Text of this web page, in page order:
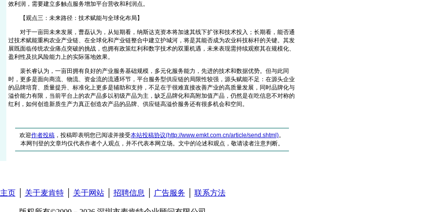
效利润，需要建立多触点服务增加平台营收和利润点。
【观点三：未来路径：技术赋能与全球化布局】
对于一亩田未来发展，曹磊认为，从短期看，纳斯达克资本将加速其线下扩张和技术投入；长期看，能否通
过技术赋能重构农业产业链、在全球化和产业链整合中建立护城河，将是其能否成为农业科技标杆的关键。其发
展既面临传统农业痛点突破的挑战，也拥有政策红利和数字技术的双重机遇，未来表现需持续观察其在规模化、
盈利性及抗风险能力上的实际落地效果。
裴长睿认为，一亩田拥有良好的产业服务基础规模，多元化服务能力，先进的技术和数据优势。但与此同
时，更多是面向商流、物流、资金流的流通环节，平台服务型供应链的局限性较强，源头赋能不足：在源头企业
的品牌培育、质量提升、标准化上更多是辅助和支持，不足在于很难直接改善产业的高质量发展，同时品牌化与
溢价能力有限，当前平台上的农产品多以初级产品为主，缺乏品牌化和高附加值产品，仍然是在吃信息不对称的
红利，如何创造新质生产力真正创造农产品的品牌、供应链高溢价服务还有很多机会和空间。
欢迎作者投稿 ，投稿即表明您已阅读并接受本站投稿协议(http://www.emkt.com.cn/article/send.shtml)。
本网刊登的文章均仅代表作者个人观点，并不代表本网立场。文中的论述和观点，敬请读者注意判断。
主页│ 关于麦肯特│ 关于网站│ 招聘信息 广告服务 联系方法